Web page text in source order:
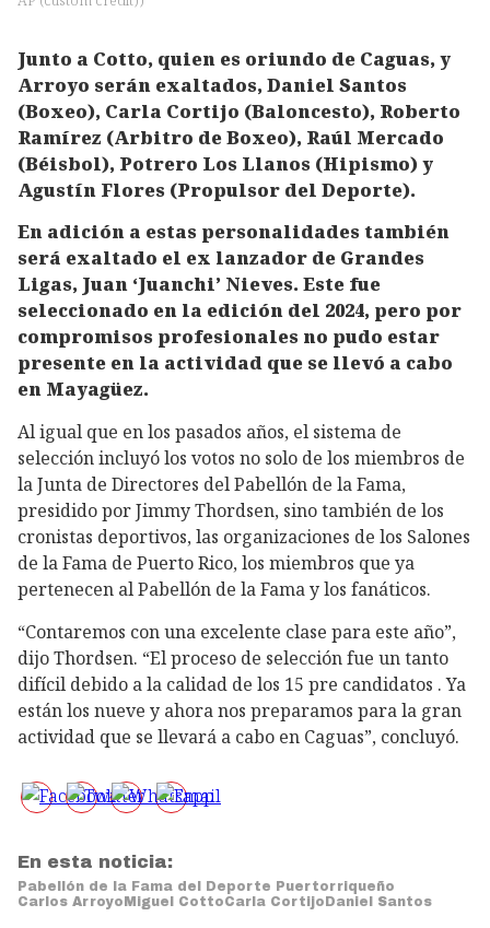
Junto a Cotto, quien es oriundo de Caguas, y
Arroyo serán exaltados, Daniel Santos
(Boxeo), Carla Cortijo (Baloncesto), Roberto
Ramírez (Arbitro de Boxeo), Raúl Mercado
(Béisbol), Potrero Los Llanos (Hipismo) y
Agustín Flores (Propulsor del Deporte).
En adición a estas personalidades también
será exaltado el ex lanzador de Grandes
Ligas, Juan ‘Juanchi’ Nieves. Este fue
seleccionado en la edición del 2024, pero por
compromisos profesionales no pudo estar
presente en la actividad que se llevó a cabo
en Mayagüez.
Al igual que en los pasados años, el sistema de
selección incluyó los votos no solo de los miembros de
la Junta de Directores del Pabellón de la Fama,
presidido por Jimmy Thordsen, sino también de los
cronistas deportivos, las organizaciones de los Salones
de la Fama de Puerto Rico, los miembros que ya
pertenecen al Pabellón de la Fama y los fanáticos.
“Contaremos con una excelente clase para este año”,
dijo Thordsen. “El proceso de selección fue un tanto
difícil debido a la calidad de los 15 pre candidatos . Ya
están los nueve y ahora nos preparamos para la gran
actividad que se llevará a cabo en Caguas”, concluyó.
En esta noticia:
Pabellón de la Fama del Deporte Puertorriqueño
Carlos ArroyoMiguel CottoCarla CortijoDaniel Santos